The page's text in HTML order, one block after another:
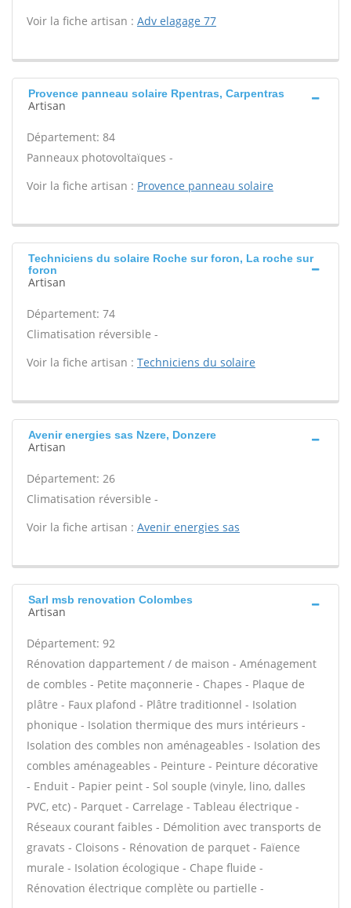
Voir la fiche artisan : Adv elagage 77
Provence panneau solaire Rpentras, Carpentras
Artisan
Département: 84
Panneaux photovoltaïques -
Voir la fiche artisan : Provence panneau solaire
Techniciens du solaire Roche sur foron, La roche sur
foron
Artisan
Département: 74
Climatisation réversible -
Voir la fiche artisan : Techniciens du solaire
Avenir energies sas Nzere, Donzere
Artisan
Département: 26
Climatisation réversible -
Voir la fiche artisan : Avenir energies sas
Sarl msb renovation Colombes
Artisan
Département: 92
Rénovation dappartement / de maison - Aménagement
de combles - Petite maçonnerie - Chapes - Plaque de
plâtre - Faux plafond - Plâtre traditionnel - Isolation
phonique - Isolation thermique des murs intérieurs -
Isolation des combles non aménageables - Isolation des
combles aménageables - Peinture - Peinture décorative
- Enduit - Papier peint - Sol souple (vinyle, lino, dalles
PVC, etc) - Parquet - Carrelage - Tableau électrique -
Réseaux courant faibles - Démolition avec transports de
gravats - Cloisons - Rénovation de parquet - Faïence
murale - Isolation écologique - Chape fluide -
Rénovation électrique complète ou partielle -